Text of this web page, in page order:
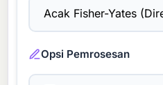
Opsi Pemrosesan